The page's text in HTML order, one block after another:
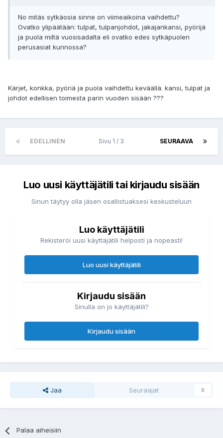
No mitäs sytkäosia sinne on viimeaikoina vaihdettu?
Ovatko ylipäätään: tulpat, tulpanjohdot, jakajankansi, pyörijä
ja puola miltä vuosisadalta eli ovatko edes sytkäpuolen
perusasiat kunnossa?
Kärjet, konkka, pyöriä ja puola vaihdettu keväällä. kansi, tulpat ja
johdot edellisen toimesta parin vuoden sisään ???
EDELLINEN SEURAAVA
Sivu 1 / 3
Luo uusi käyttäjätili tai kirjaudu sisään
Sinun täytyy olla jäsen osallistuaksesi keskusteluun
Luo käyttäjätili
Rekisteröi uusi käyttäjätili helposti ja nopeasti!
Luo uusi käyttäjätili
Kirjaudu sisään
Sinulla on jo käyttäjätili?
Kirjaudu sisään
Jaa Seuraajat 0
Palaa aiheisiin